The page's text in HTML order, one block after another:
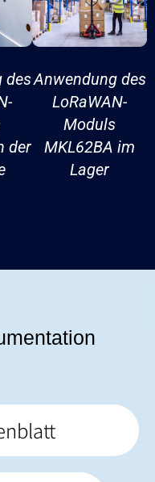
des
der
Anwendung des
LoRaWAN-
Moduls
MKL62BA im
Lager